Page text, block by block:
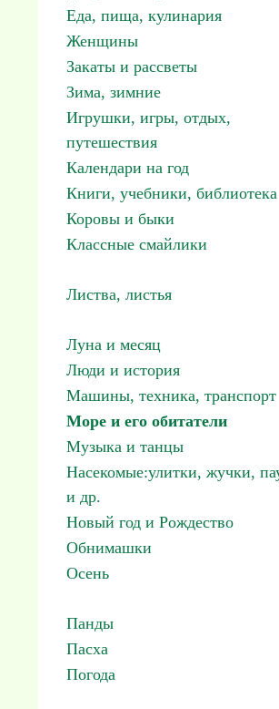
Еда, пища, кулинария
Женщины
Закаты и рассветы
Зима, зимние
Игрушки, игры, отдых,
путешествия
Календари на год
Книги, учебники, библиотека
Коровы и быки
Классные смайлики
Листва, листья
Луна и месяц
Люди и история
Машины, техника, транспорт
Море и его обитатели
Музыка и танцы
Насекомые:улитки, жучки,
и др.
Новый год и Рождество
Обнимашки
Осень
Панды
Пасха
Погода